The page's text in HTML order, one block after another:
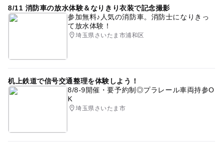
8/11 消防車の放水体験＆なりきり衣装で記念撮影
参加無料♪人気の消防車。消防士になりきっ
て放水体験！
埼玉県さいたま市浦和区
机上鉄道で信号交通整理を体験しよう！
8/8-9開催・要予約制◎プラレール車両持参O
K
埼玉県さいたま市